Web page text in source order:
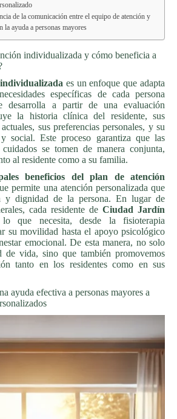
de la comunicación entre el equipo de atención y
la ayuda a personas mayores
individualizada y cómo beneficia a
es un enfoque que adapta
específicas de cada persona
desarrolla a partir de una evaluación
la historia clínica del residente, sus
sus preferencias personales, y su
social. Este proceso garantiza que las
se tomen de manera conjunta,
al residente como a su familia.
beneficios del plan de atención
permite una atención personalizada que
y dignidad de la persona. En lugar de
cada residente de Ciudad Jardín
lo que necesita, desde la fisioterapia
su movilidad hasta el apoyo psicológico
emocional. De esta manera, no solo
de vida, sino que también promovemos
tanto en los residentes como en sus
ayuda efectiva a personas mayores a